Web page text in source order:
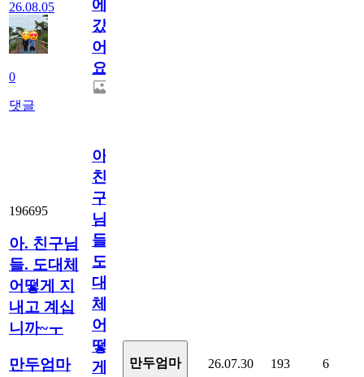
26.08.05
0
댓글
에
갔
어
요.
196695
아. 친구님
들. 도대체
어떻게 지
내고 계십
니까~ㅜ
만두엄마
아.
친
구
님
들.
도
대
체
어
떻
게
만두엄마 26.07.30 193 6